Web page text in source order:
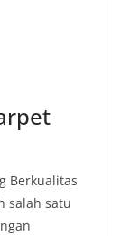
Berkualitas
salah satu